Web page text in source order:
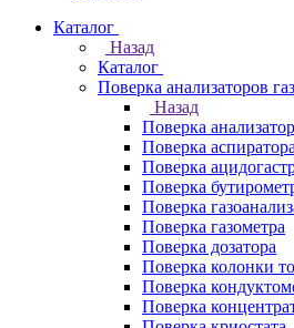
Каталог
Назад
Каталог
Поверка анализаторов
Назад
Поверка
Поверка аспиратора
Поверка
Поверка
Поверка
Поверка газометра
Поверка дозатора
Поверка колонки
Поверка
Поверка